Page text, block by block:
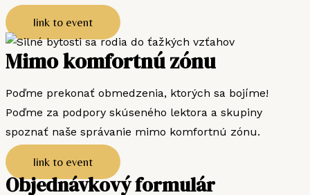
link to event
Mimo komfortnú zónu
Poďme prekonať obmedzenia, ktorých sa bojíme!
Poďme za podpory skúseného lektora a skupiny
spoznať naše správanie mimo komfortnú zónu.
link to event
Objednávkový formulár